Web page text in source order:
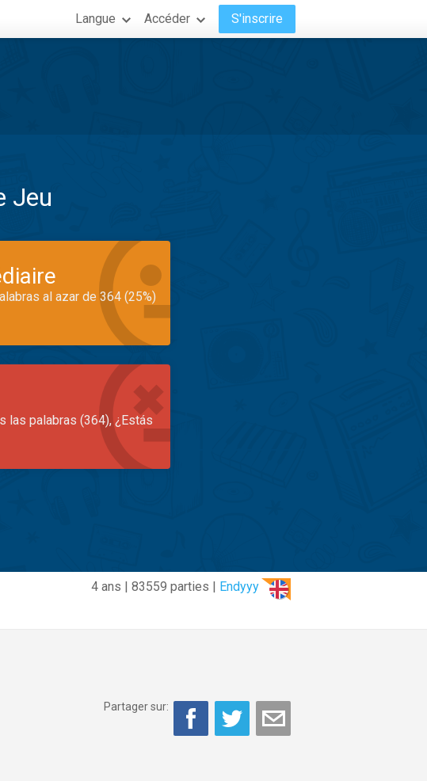
Langue Accéder S'inscrire
Jeu
al azar de 364 (25%)
las palabras (364), ¿Estás
4 ans | 83559 parties | Endyyy
Partager sur: